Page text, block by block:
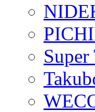
Super